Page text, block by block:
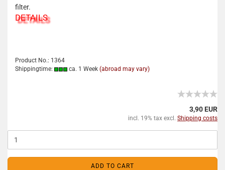
filter.
DETAILS
Product No.: 1364
Shippingtime:
ca. 1 Week (abroad may vary)
3,90 EUR
incl. 19% tax excl. Shipping costs
ADD TO CART